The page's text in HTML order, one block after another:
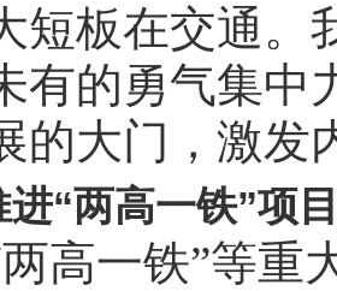
短板在交通。
有的勇气集中
的大门，激发
“两高一铁”项
高一铁”等重